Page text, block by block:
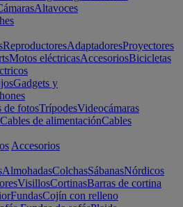
Altavoces
ReproductoresAdaptadoresProyectores
Motos eléctricasAccesoriosBicicletas
Gadgets y
de fotosTrípodesVideocámaras
Cables de alimentaciónCables
Accesorios
AlmohadasColchasSábanasNórdicos
VisillosCortinasBarras de cortina
FundasCojín con relleno